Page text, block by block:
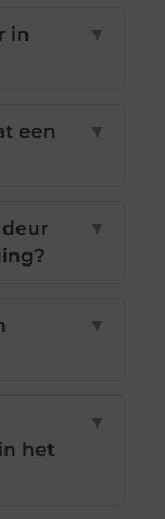
in
▼
een
▼
▼
▼
het
▼